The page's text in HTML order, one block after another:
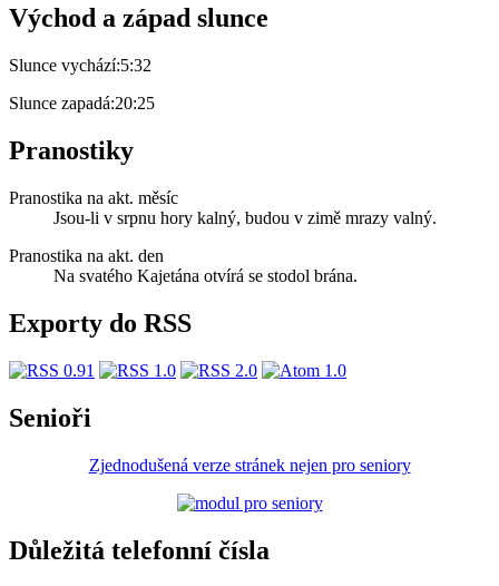
Východ a západ slunce
Slunce vychází:5:32
Slunce zapadá:20:25
Pranostiky
Pranostika na akt. měsíc
Jsou-li v srpnu hory kalný, budou v zimě mrazy valný.
Pranostika na akt. den
Na svatého Kajetána otvírá se stodol brána.
Exporty do RSS
Senioři
Zjednodušená verze stránek nejen pro seniory
Důležitá telefonní čísla